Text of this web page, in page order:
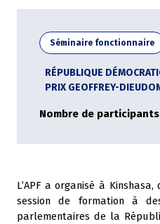
Séminaire fonctionnaire
RÉPUBLIQUE
PRIX GEOFFREY-
Nombre de participants
L’APF a organisé à
session de formation à
parlementaires de la